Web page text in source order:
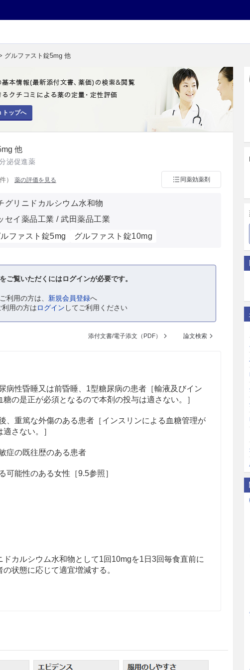
グルファスト錠5mg 他
トップへ
他
泌促進薬
） 薬の評価を見る 同薬効薬剤
グリニドカルシウム水和物
セイ薬品工業 / 武田薬品工業
ファスト錠5mg グルファスト錠10mg
ご覧いただくにはログインが必要です。
利用の方は、 新規会員登録へ
用の方はログイン してご利用ください
添付文書/電子添文（PDF） 論文検索
性昏睡又は前昏睡、1型糖尿病の患者［輸液及びイン
の是正が必須となるので本剤の投与は適さない。］
重篤な外傷のある患者［インスリンによる血糖管理が
さない。］
の既往歴のある患者
能性のある女性［9.5参照］
カルシウム水和物として1回10mgを1日3回毎食直前に
状態に応じて適宜増減する。
状を起こすことがあるので、高所作業、自動車の運転